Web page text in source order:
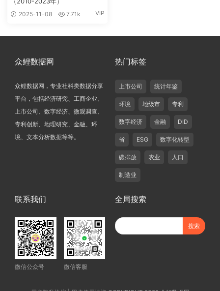
2025-11-08 7.71k VIP
众鲤数据网
众鲤数据网，专业社科类数据分享
平台，包括经济研究、工商企业、
上市公司、数字经济、微观调查、
专利创新、地理研究、金融、环
境、文本分析数据等等。
热门标签
上市公司 统计年鉴
环境 地级市 专利
数字经济 金融 DID
省 ESG 数字化转型
碳排放 农业 人口
制造业
联系我们
微信公众号 微信客服
全局搜索